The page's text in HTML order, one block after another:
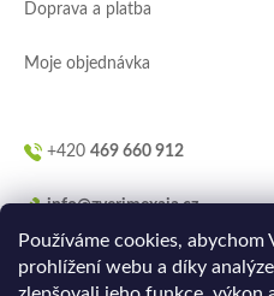
Používáme cookies,
prohlížení webu a díky
Doprava a platba
Moje objednávka
+420 469 660 912
info@zverimexaja.cz